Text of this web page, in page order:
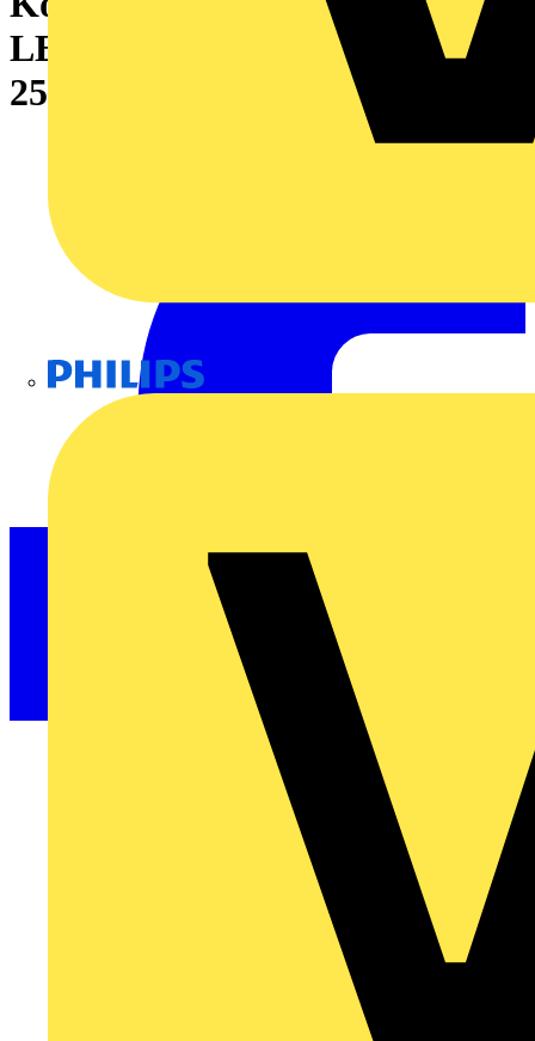
LED grün, 2 Wechsler (AgNi) ,
250 V AC, 8 A, PUSH IN